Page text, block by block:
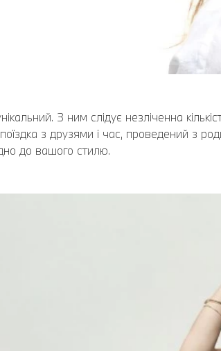
З ним слідує незліченна
з друзями і час, проведений з
до вашого стилю.